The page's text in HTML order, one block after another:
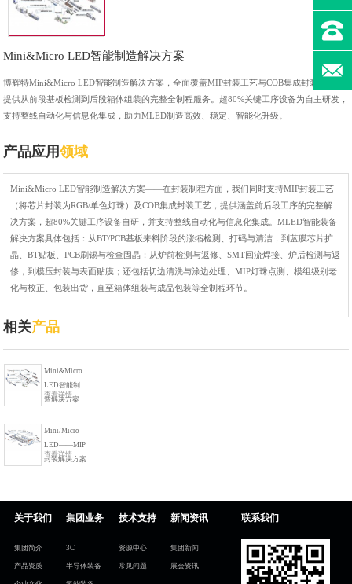
Mini&Micro LED智能制造解决方案
博辉特Mini&Micro LED智能制造解决方案，全面覆盖MIP封装工艺与COB集成封装工艺，
提供从前段基板检测到后段箱体组装的完整全制程服务。超80%关键工序设备为自主研发，
支持整线自动化与信息化集成，助力MLED制造高效、稳定、智能化升级。
产品应用领域
Mini&Micro LED智能制造解决方案——在封装制程方面，我们同时支持MIP封装工艺
（将芯片封装为RGB/单色灯珠）及COB集成封装工艺，提供涵盖前后段工序的完整解
决方案 ，超80%关键工序设备自研，并支持整线自动化与信息化集成。MLED智能装备
解决方案具体包括：从BT/PCB基板来料阶段的涨缩检测、打码与清洁，到蓝膜芯片扩
晶、BT贴板、PCB刷锡与检查固晶；从炉前检测与返修、SMT回流焊接、炉后检测与返
修，到模压封装与表面贴膜；还包括切边清洗与涂边处理、MIP灯珠点测、模组级别老
化与校正、包装出货，直至箱体组装与成品包装等全制程环节。
相关产品
Mini&Micro
LED智能制
造解决方案
查看详情
Mini/Micro
LED——MIP
封装解决方案
查看详情
关于我们
集团简介
产品资质
集团业务
3C
半导体装备
技术支持
资源中心
常见问题
新闻资讯
集团新闻
展会资讯
联系我们